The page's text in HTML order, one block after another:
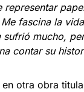
representar
fascina la
sufrió mucho,
contar su
otra obra